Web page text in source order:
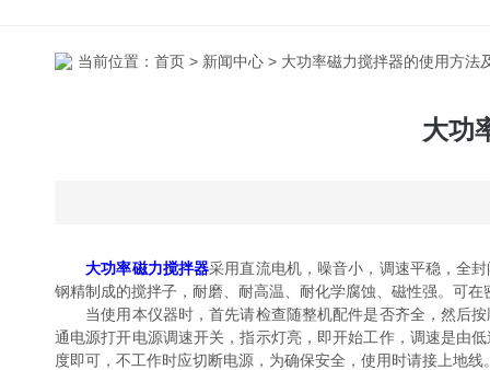
当前位置： 首页 > 新闻中心 > 大功率磁力搅拌器的使用方法
大功
大功率磁力搅拌器采用直流电机，噪音小，调速平稳，全
钢精制成的搅拌子，耐磨、耐高温、耐化学腐蚀、磁性强。可
当使用本仪器时，首先请检查随整机配件是否齐全，然后按
通电源打开电源调速开关，指示灯亮，即开始工作，调速是由
度即可，不工作时应切断电源，为确保安全，使用时请接上地